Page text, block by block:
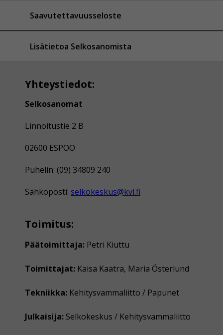
Saavutettavuusseloste
Lisätietoa Selkosanomista
Yhteystiedot:
Selkosanomat
Linnoitustie 2 B
02600 ESPOO
Puhelin: (09) 34809 240
Sähköposti: selkokeskus@kvl.fi
Toimitus:
Päätoimittaja: Petri Kiuttu
Toimittajat: Kaisa Kaatra, Maria Österlund
Tekniikka: Kehitysvammaliitto / Papunet
Julkaisija: Selkokeskus / Kehitysvammaliitto